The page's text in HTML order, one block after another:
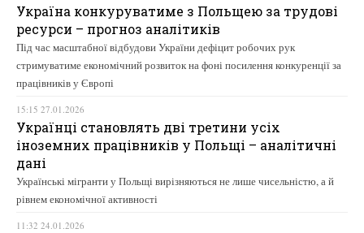
Україна конкуруватиме з Польщею за трудові
ресурси – прогноз аналітиків
Під час масштабної відбудови України дефіцит робочих рук
стримуватиме економічний розвиток на фоні посилення конкуренції за
працівників у Європі
15:15 27.01.2026
Українці становлять дві третини усіх
іноземних працівників у Польщі – аналітичні
дані
Українські мігранти у Польщі вирізняються не лише чисельністю, а й
рівнем економічної активності
11:32 24.01.2026